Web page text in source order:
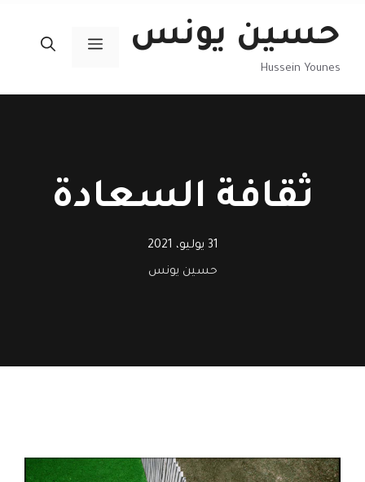
المحتوى
حسين يونس
Hussein Younes
القائمة
ثقافة السعادة
31 يوليو، 2021
حسين يونس